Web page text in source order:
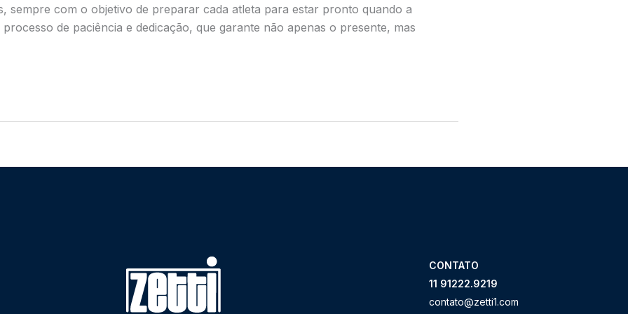
sempre com o objetivo de preparar cada atleta para estar pronto quando a
de paciência e dedicação, que garante não apenas o presente, mas
CONTATO
11 91222.9219
contato@zetti1.com